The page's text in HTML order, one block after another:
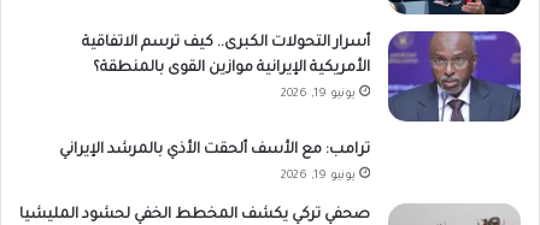
أسرار التحولات الكبرى.. كيف ترسم الاتفاقية
الأمريكية الإيرانية موازين القوى بالمنطقة؟
يونيو 19, 2026
ترامب: مع الأسف ألحقت الأذي بالمرشد الإيراني
يونيو 19, 2026
صحفي تركي يكشف المخطط الخفي لحشود المليشيا